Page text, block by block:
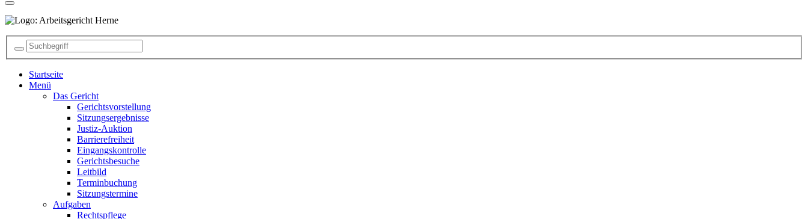
Startseite
Menü
Das Gericht
Gerichtsvorstellung
Sitzungsergebnisse
Justiz-Auktion
Barrierefreiheit
Eingangskontrolle
Gerichtsbesuche
Leitbild
Terminbuchung
Sitzungstermine
Aufgaben
Rechtspflege